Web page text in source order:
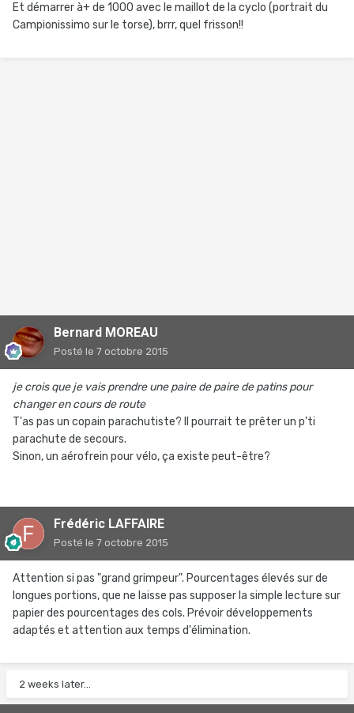
Et démarrer à+ de 1000 avec le maillot de la cyclo (portrait du
Campionissimo sur le torse), brrr, quel frisson!!
Bernard MOREAU
Posté le 7 octobre 2015
je crois que je vais prendre une paire de paire de patins pour
changer en cours de route
T'as pas un copain parachutiste? Il pourrait te prêter un p'ti
parachute de secours.
Sinon, un aérofrein pour vélo, ça existe peut-être?
Frédéric LAFFAIRE
Posté le 7 octobre 2015
Attention si pas "grand grimpeur". Pourcentages élevés sur de
longues portions, que ne laisse pas supposer la simple lecture sur
papier des pourcentages des cols. Prévoir développements
adaptés et attention aux temps d'élimination.
2 weeks later...